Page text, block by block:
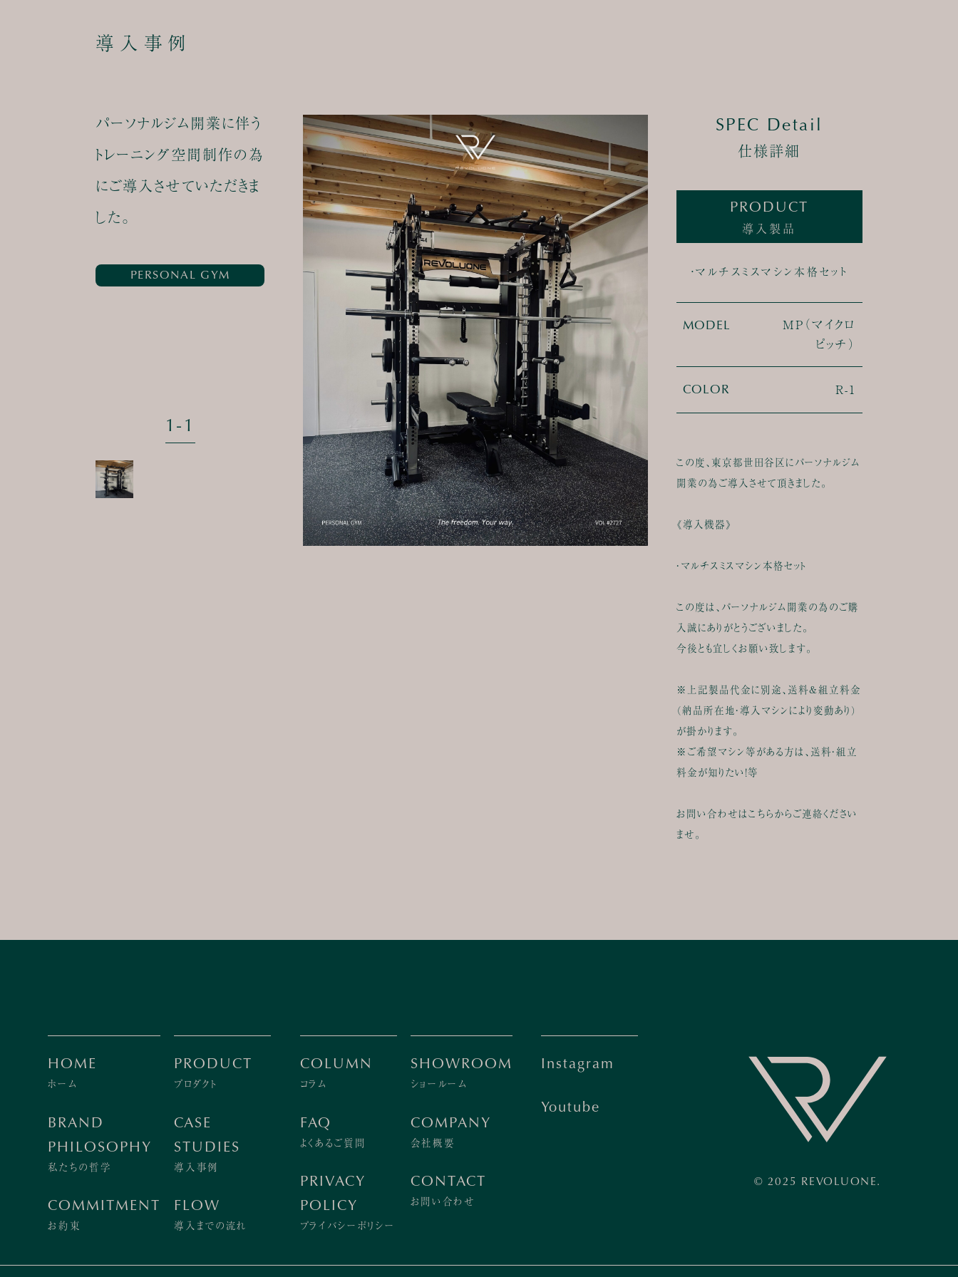
導入事例
パーソナルジム開業に伴う
トレーニング空間制作の為
にご導入させていただきま
した。
PERSONAL GYM
1 -1
SPEC Detail
仕様詳細
PRODUCT
導入製品
・マルチスミスマシン本格セット
MODEL
MP（マイクロ
ピッチ）
COLOR R-1
この度、東京都世田谷区にパーソナルジム
開業の為ご導入させて頂きました。
《導入機器》
・マルチスミスマシン本格セット
この度は、パーソナルジム開業の為のご購
入誠にありがとうございました。
今後とも宜しくお願い致します。
※上記製品代金に別途、送料&組立料金
（納品所在地・導入マシンにより変動あり）
が掛かります。
※ご希望マシン等がある方は、送料・組立
料金が知りたい！等
お問い合わせはこちらからご連絡ください
ませ。
HOME
ホーム
BRAND
PHILOSOPHY
私たちの哲学
COMMITMENT
お約束
PRODUCT
プロダクト
CASE
STUDIES
導入事例
FLOW
導入までの流れ
COLUMN
コラム
FAQ
よくあるご質問
PRIVACY
POLICY
プライバシーポリシー
SHOWROOM
ショールーム
COMPANY
会社概要
CONTACT
お問い合わせ
Instagram
Youtube
© 2025 REVOLUONE.